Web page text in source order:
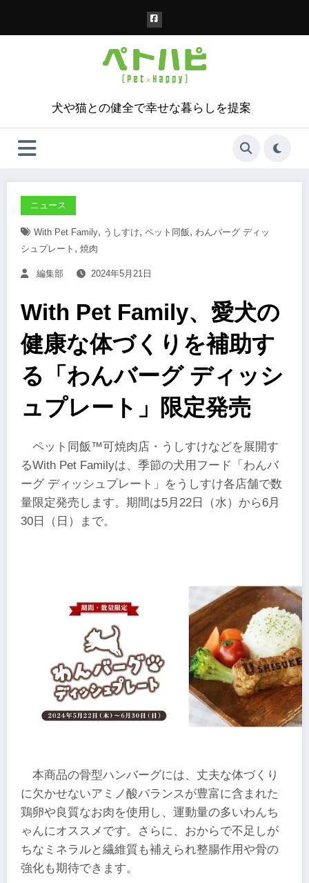
犬や猫との健全で幸せな暮らしを提案
ニュース
With Pet Family, うしすけ, ペット同飯, わんバーグ ディッ
シュプレート , 焼肉
編集部 2024年5月21日
With Pet Family、愛犬の
健康な体づくりを補助す
る「わんバーグ ディッシ
ュプレート」限定発売
ペット同飯™可焼肉店・うしすけなどを展開す
るWith Pet Familyは、季節の犬用フード「わんバ
ーグ ディッシュプレート」をうしすけ各店舗で数
量限定発売します。期間は5月22日（水）から6月
30日（日）まで。
本商品の骨型ハンバーグには、丈夫な体づくり
に欠かせないアミノ酸バランスが豊富に含まれた
鶏卵や良質なお肉を使用し、運動量の多いわんち
ゃんにオススメです。さらに、おからで不足しが
ちなミネラルと繊維質も補えられ整腸作用や骨の
強化も期待できます。